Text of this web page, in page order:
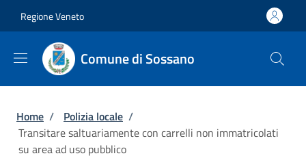
Regione Veneto
Comune di Sossano
Briciole di pane
Home / Polizia locale /
Transitare saltuariamente con carrelli non immatricolati
su area ad uso pubblico